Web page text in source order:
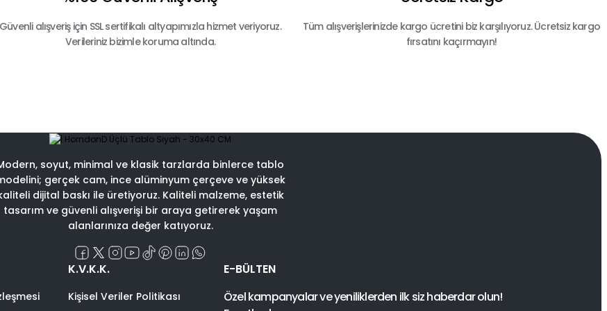
Güvenli alışveriş için SSL sertifikalı altyapımızla hizmet veriyoruz.
Verileriniz bizimle koruma altında.
Tüm alışverişlerinizde kargo ücretini biz karşılıyoruz. Ücretsiz kargo
fırsatını kaçırmayın!
soyut, minimal ve klasik tarzlarda binlerce tablo
gerçek cam, ince alüminyum çerçeve ve yüksek
dijital baskı ile üretiyoruz. Kaliteli malzeme, estetik
tasarım ve güvenli alışverişi bir araya getirerek yaşam
alanlarınıza değer katıyoruz.
K.V.K.K.
Kişisel Veriler Politikası
E-BÜLTEN
Özel kampanyalar ve yeniliklerden ilk siz haberdar olun!